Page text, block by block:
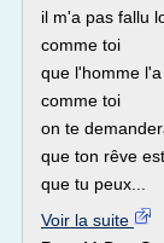
il m'a pas fallu
comme toi
que l'homme
comme toi
on te
que ton rêve
que tu peux...
Voir la suite